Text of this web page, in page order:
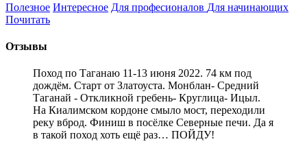
Полезное Интересное Для професионалов Для начинающих
Почитать
Отзывы
Поход по Таганаю 11-13 июня 2022. 74 км под
дождём. Старт от Златоуста. Монблан- Средний
Таганай - Откликной гребень- Круглица- Ицыл.
На Киалимском кордоне смыло мост, переходили
реку вброд. Финиш в посёлке Северные печи. Да я
в такой поход хоть ещё раз… ПОЙДУ!